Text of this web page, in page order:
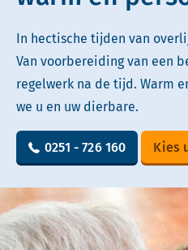
In hectische tijden van
Van voorbereiding van een
regelwerk na de tijd. Warm
we u en uw dierbare.
0251 - 726 160 Kies